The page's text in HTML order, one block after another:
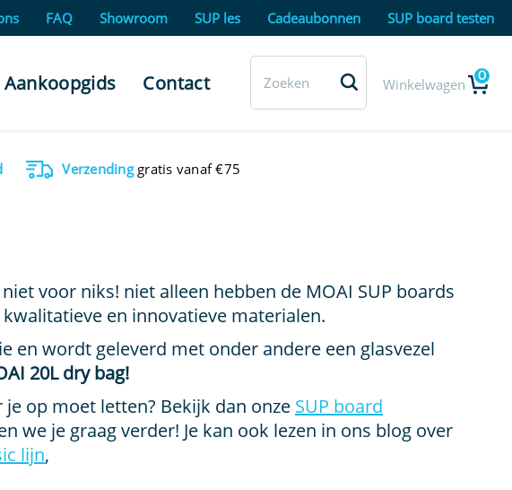
FAQ Showroom SUP les Cadeaubonnen SUP board testen
Aankoopgids Contact Winkelwagen 0
Verzendinggratis vanaf €75
voor niks! niet alleen hebben de MOAI SUP boards
en innovatieve materialen.
en wordt geleverd met onder andere een glasvezel
20L dry bag!
op moet letten? Bekijk dan onze SUP board
we je graag verder! Je kan ook lezen in ons blog over
lijn,